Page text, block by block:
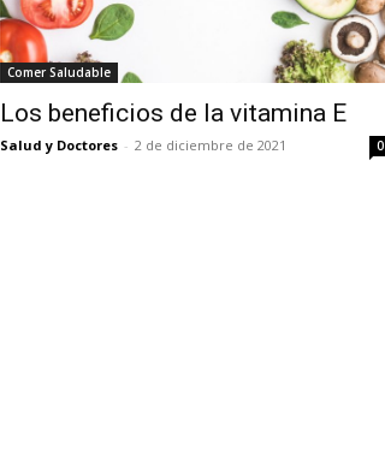
Comer Saludable
Los beneficios de la vitamina E
Salud y Doctores - 2 de diciembre de 2021 0